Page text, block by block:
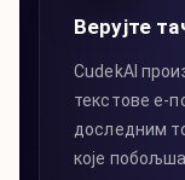
Верујте
CudekAI
текстове е-
доследним
које